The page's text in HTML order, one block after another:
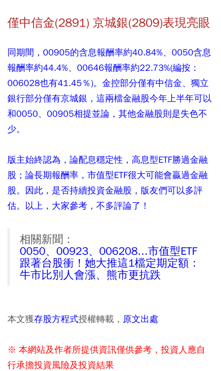
僅中信金(2891) 京城銀(2809)表現亮眼
同期間，00905的含息報酬率約40.84%、0050含息
報酬率約44.4%、00646報酬率約22.73%(編按：
006028也有41.45％)。金控部分僅有中信金、獨立
銀行部分僅有京城銀，這兩檔金融股今年上半年可以
和0050、00905相提並論，其他金融股則是失色不
少。
版主始終認為，論配息穩定性，高息型ETF勝過金融
股；論長期報酬率，市值型ETF很大可能會贏過金融
股。因此，是否持續投資金融股，版友們可以多評
估。以上，大家參考，不多評論了！
相關新聞：
0050、00923、006208...市值型ETF
跟著台股衝！她大推這1檔定期定額：
牛市比別人會漲、熊市更抗跌
本文獲存股方程式授權轉載， 原文出處
※ 本網站及作者所提供資訊僅供參考，投資人應自
行承擔投資風險及投資結果